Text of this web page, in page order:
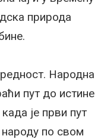
природа
Народна
пут до истине
је први пут
по свом